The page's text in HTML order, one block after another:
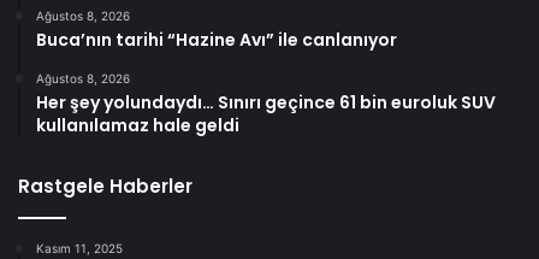
Ağustos 8, 2026
Buca’nın tarihi “Hazine Avı” ile canlanıyor
Ağustos 8, 2026
Her şey yolundaydı… Sınırı geçince 61 bin euroluk SUV
kullanılamaz hale geldi
Rastgele Haberler
Kasım 11, 2025